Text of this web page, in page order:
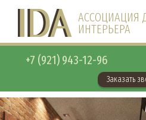
АССОЦИАЦИЯ
ИНТЕРЬЕРА
+7 (921) 943-12-96
Заказать